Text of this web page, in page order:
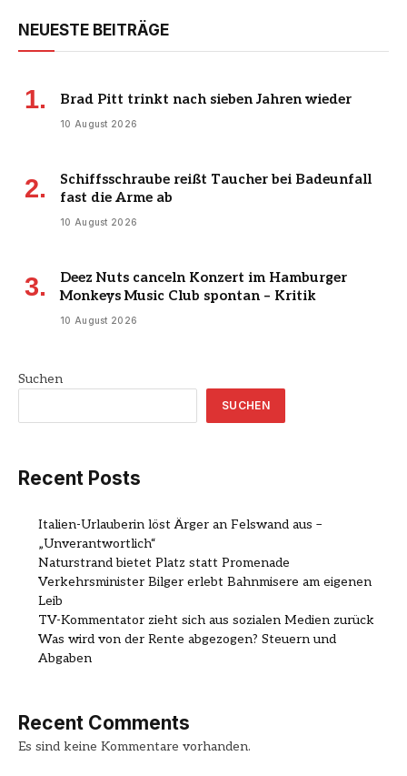
NEUESTE BEITRÄGE
Brad Pitt trinkt nach sieben Jahren wieder
10 August 2026
Schiffsschraube reißt Taucher bei Badeunfall
fast die Arme ab
10 August 2026
Deez Nuts canceln Konzert im Hamburger
Monkeys Music Club spontan – Kritik
10 August 2026
Suchen
SUCHEN
Recent Posts
Italien-Urlauberin löst Ärger an Felswand aus –
„Unverantwortlich“
Naturstrand bietet Platz statt Promenade
Verkehrsminister Bilger erlebt Bahnmisere am eigenen
Leib
TV-Kommentator zieht sich aus sozialen Medien zurück
Was wird von der Rente abgezogen? Steuern und
Abgaben
Recent Comments
Es sind keine Kommentare vorhanden.